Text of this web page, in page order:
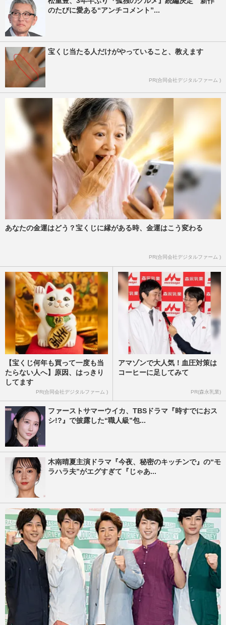
のたびに愛ある“アンチコメント”...
宝くじ当たる人だけがやっていること、教えます
PR(合同会社デジタルファーム )
あなたの金運はどう？宝くじに縁がある時、金運はこう変わる
PR(合同会社デジタルファーム )
【宝くじ何年も買って一度も当
たらない人へ】原因、はっきり
してます
PR(合同会社デジタルファーム )
アマゾンで大人気！血圧対策は
コーヒーに足してみて
PR(森永乳業)
ファーストサマーウイカ、TBSドラマ『時すでにおス
シ!?』で披露した“職人級”包...
木南晴夏主演ドラマ『今夜、秘密のキッチンで』の“モ
ラハラ夫”がエグすぎて『じゃあ...